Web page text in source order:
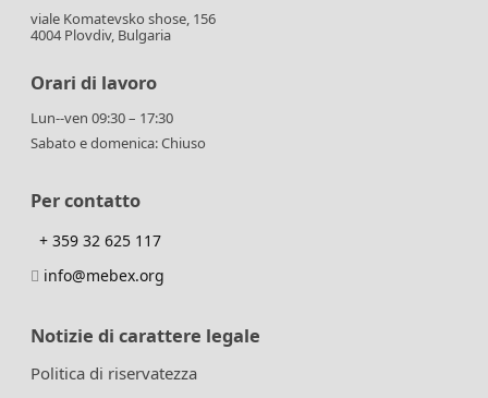
viale Komatevsko shose, 156
4004 Plovdiv, Bulgaria
Orari di lavoro
Lun--ven 09:30 – 17:30
Sabato e domenica: Chiuso
Per contatto
+ 359 32 625 117
info@mebex.org
Notizie di carattere legale
Politica di riservatezza